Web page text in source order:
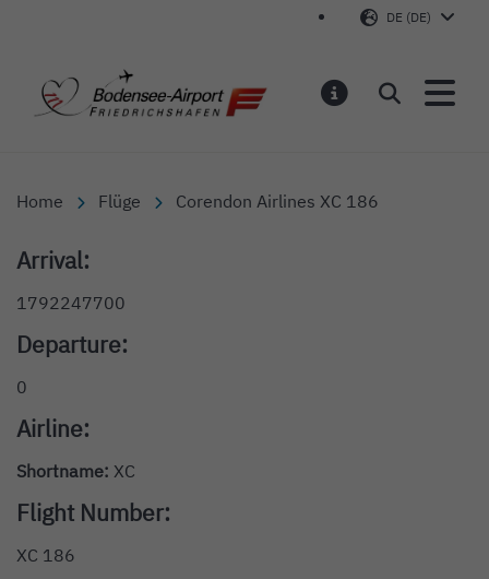
DE (DE)
Bodensee-Airport
Suchen
Home Flüge Corendon Airlines XC 186
Arrival:
1792247700
Departure:
0
Airline:
Shortname: XC
Flight Number:
XC 186